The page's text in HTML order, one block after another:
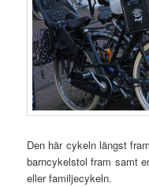
Den här cykeln längst
barncykelstol fram samt
eller familjecykeln.